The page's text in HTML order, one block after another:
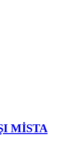
MİSTA